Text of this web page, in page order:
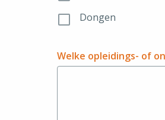
Dongen
Welke opleidings- of